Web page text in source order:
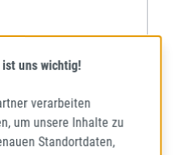
ist uns wichtig!
verarbeiten
um unsere Inhalte zu
Standortdaten,